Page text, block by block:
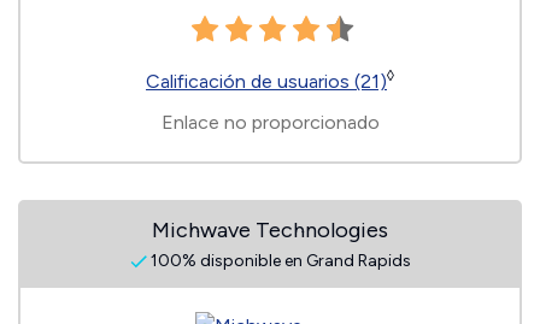
Calificación de usuarios (21)◊
Enlace no proporcionado
Michwave Technologies
100% disponible en Grand Rapids